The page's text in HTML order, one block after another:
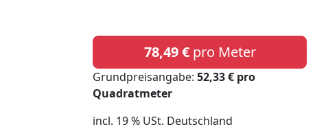
78,49 €pro Meter
Grundpreisangabe: 52,33 € pro
Quadratmeter
incl. 19 % USt. Deutschland